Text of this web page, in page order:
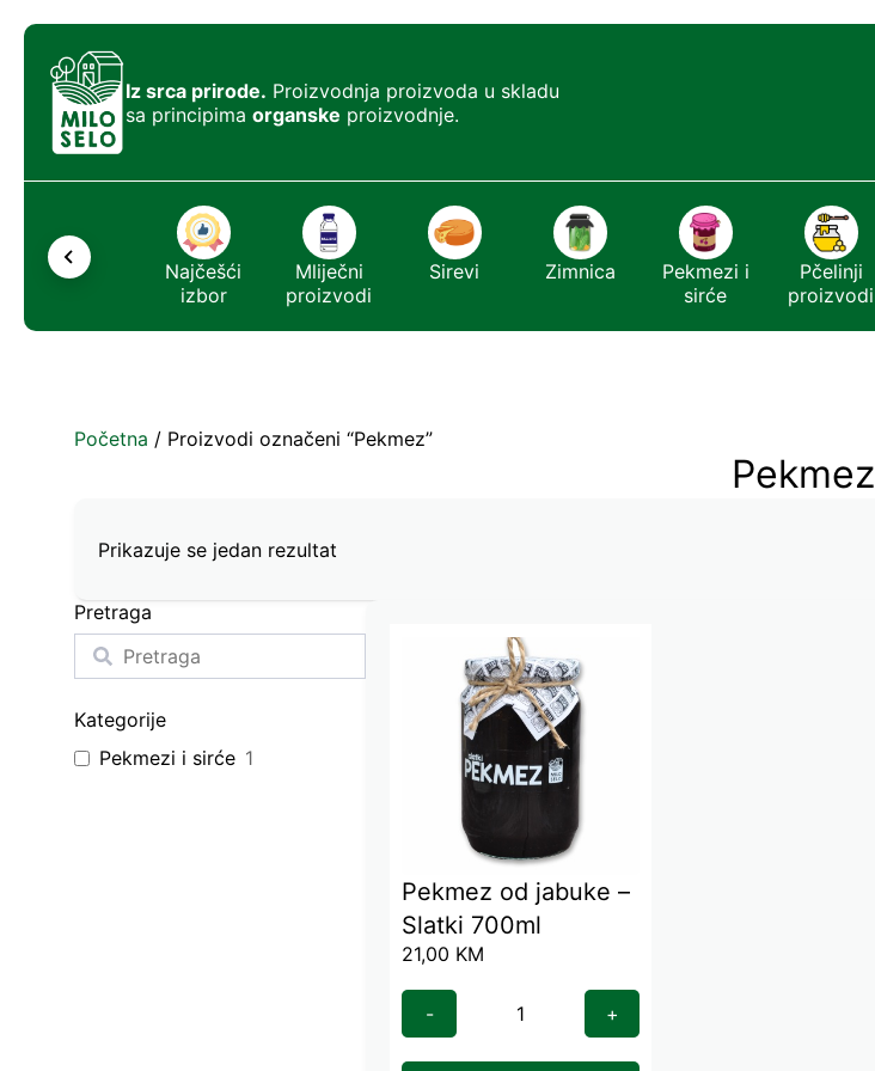
Iz srca prirode. Proizvodnja proizvoda u skladu
sa principima organske proizvodnje.
Ostalo
Najčešći
izbor
Mliječni
proizvodi
Sirevi Zimnica
Pekmezi i
sirće
Pčelinji
proizvodi
Početna / Proizvodi označeni “Pekmez”
Pekmez
Prikazuje se jedan rezultat
Pretraga
Kategorije
Pekmezi i sirće 1
Pekmez od jabuke –
Slatki 700ml
21,00 KM
- +